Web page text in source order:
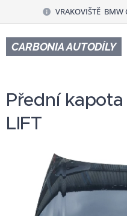
VRAKOVIŠTĚ BMW
CARBONIA AUTODÍLY
Přední
LIFT